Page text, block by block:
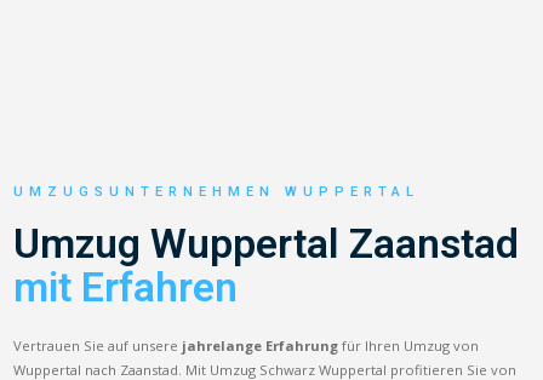
UMZUGSUNTERNEHMEN WUPPERTAL
Umzug Wuppertal Zaanstad
mit Erfahren
Vertrauen Sie auf unsere jahrelange Erfahrung für Ihren Umzug von
Wuppertal nach Zaanstad. Mit Umzug Schwarz Wuppertal profitieren Sie von